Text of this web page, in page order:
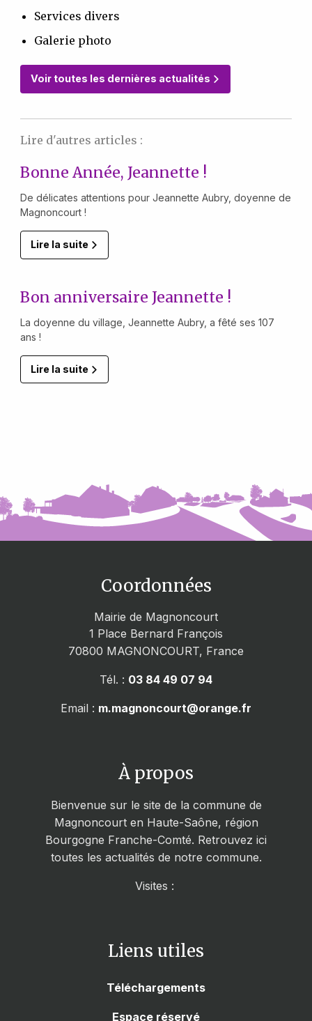
Services divers
Galerie photo
Voir toutes les dernières actualités
Lire d'autres articles :
Bonne Année, Jeannette !
De délicates attentions pour Jeannette Aubry, doyenne de
Magnoncourt !
Lire la suite
Bon anniversaire Jeannette !
La doyenne du village, Jeannette Aubry, a fêté ses 107
ans !
Lire la suite
Coordonnées
Mairie de Magnoncourt
1 Place Bernard François
70800 MAGNONCOURT, France
Tél. : 03 84 49 07 94
Email : m.magnoncourt@orange.fr
À propos
Bienvenue sur le site de la commune de
Magnoncourt en Haute-Saône, région
Bourgogne Franche-Comté. Retrouvez ici
toutes les actualités de notre commune.
Visites :
Liens utiles
Téléchargements
Espace réservé